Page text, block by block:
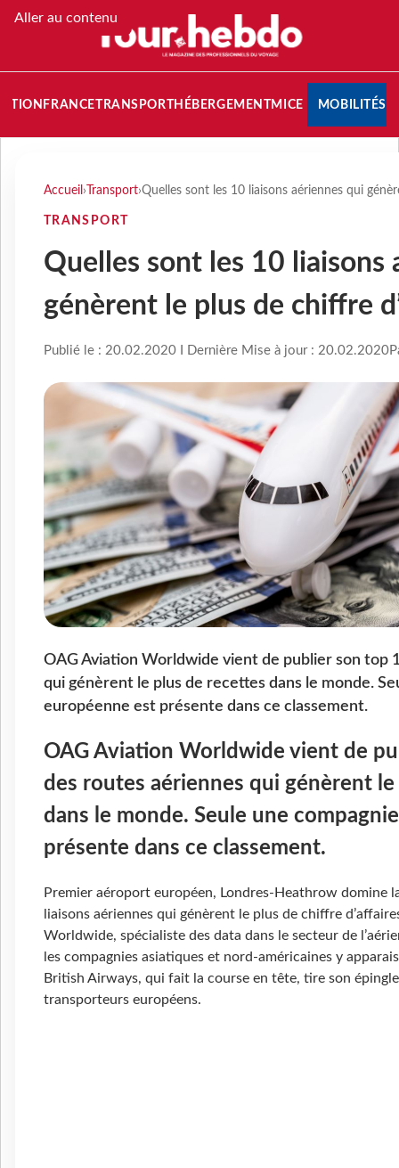
Aller au contenu
FRANCETRANSPORT HÉBERGEMENTMICE MOBILITÉS
Accueil › Transport›Quelles sont les 10 liaisons aériennes qui
TRANSPORT
Quelles sont les 10 liaisons
génèrent le plus de chiffre
Publié le : 20.02.2020 I Dernière Mise à jour : 20.02.2020
OAG Aviation Worldwide vient de publier son top
qui génèrent le plus de recettes dans le monde.
européenne est présente dans ce classement.
OAG Aviation Worldwide vient de
des routes aériennes qui génèrent
dans le monde. Seule une
présente dans ce classement.
Premier aéroport européen, Londres-Heathrow domine
liaisons aériennes qui génèrent le plus de chiffre
Worldwide, spécialiste des data dans le secteur de
les compagnies asiatiques et nord-américaines y
British Airways, qui fait la course en tête, tire son
transporteurs européens.